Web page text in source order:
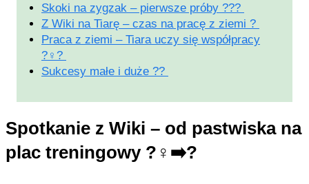
Skoki na zygzak – pierwsze próby ???
Z Wiki na Tiarę – czas na pracę z ziemi ?
Praca z ziemi – Tiara uczy się współpracy
?‍♀️?
Sukcesy małe i duże ??
Spotkanie z Wiki – od pastwiska na
plac treningowy ?‍♀️➡️?